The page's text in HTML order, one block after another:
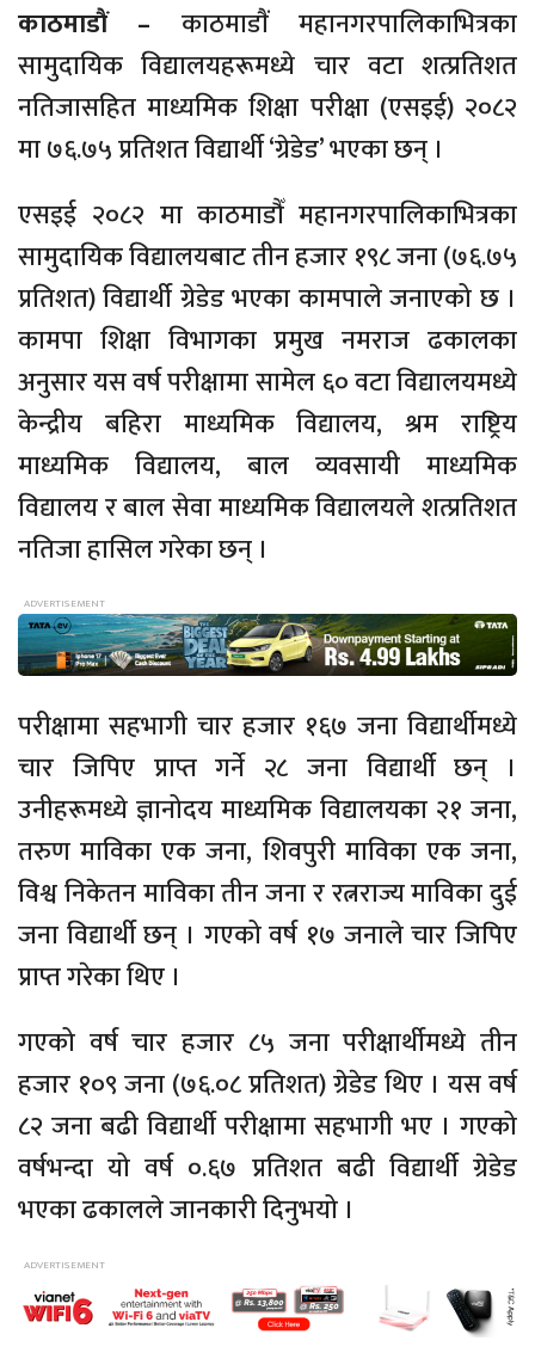
काठमाडाैं – काठमाडाैं महानगरपालिकाभित्रका
सामुदायिक विद्यालयहरूमध्ये चार वटा शत्प्रतिशत
नतिजासहित माध्यमिक शिक्षा परीक्षा (एसइई) २०८२
मा ७६.७५ प्रतिशत विद्यार्थी ‘ग्रेडेड’ भएका छन् ।
एसइई २०८२ मा काठमाडौँ महानगरपालिकाभित्रका
सामुदायिक विद्यालयबाट तीन हजार १९८ जना (७६.७५
प्रतिशत) विद्यार्थी ग्रेडेड भएका कामपाले जनाएको छ ।
कामपा शिक्षा विभागका प्रमुख नमराज ढकालका
अनुसार यस वर्ष परीक्षामा सामेल ६० वटा विद्यालयमध्ये
केन्द्रीय बहिरा माध्यमिक विद्यालय, श्रम राष्ट्रिय
माध्यमिक विद्यालय, बाल व्यवसायी माध्यमिक
विद्यालय र बाल सेवा माध्यमिक विद्यालयले शत्प्रतिशत
नतिजा हासिल गरेका छन् ।
परीक्षामा सहभागी चार हजार १६७ जना विद्यार्थीमध्ये
चार जिपिए प्राप्त गर्ने २८ जना विद्यार्थी छन् ।
उनीहरूमध्ये ज्ञानोदय माध्यमिक विद्यालयका २१ जना,
तरुण माविका एक जना, शिवपुरी माविका एक जना,
विश्व निकेतन माविका तीन जना र रत्नराज्य माविका दुई
जना विद्यार्थी छन् । गएको वर्ष १७ जनाले चार जिपिए
प्राप्त गरेका थिए ।
गएको वर्ष चार हजार ८५ जना परीक्षार्थीमध्ये तीन
हजार १०९ जना (७६.०८ प्रतिशत) ग्रेडेड थिए । यस वर्ष
८२ जना बढी विद्यार्थी परीक्षामा सहभागी भए । गएको
वर्षभन्दा यो वर्ष ०.६७ प्रतिशत बढी विद्यार्थी ग्रेडेड
भएका ढकालले जानकारी दिनुभयो ।